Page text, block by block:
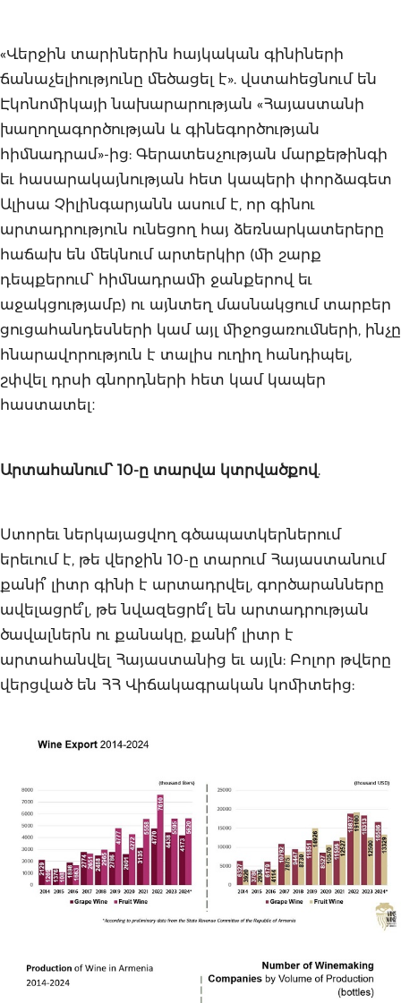
«Վերջին տարիներին հայկական գինիների
ճանաչելիությունը մեծացել է». վստահեցնում են
Էկոնոմիկայի նախարարության «Հայաստանի
խաղողագործության և գինեգործության
հիմնադրամ»-ից: Գերատեսչության մարքեթինգի
եւ հասարակայնության հետ կապերի փորձագետ
Ալիսա Չիլինգարյանն ասում է, որ գինու
արտադրություն ունեցող հայ ձեռնարկատերերը
հաճախ են մեկնում արտերկիր (մի շարք
դեպքերում՝ հիմնադրամի ջանքերով եւ
աջակցությամբ) ու այնտեղ մասնակցում տարբեր
ցուցահանդեսների կամ այլ միջոցառումների, ինչը
հնարավորություն է տալիս ուղիղ հանդիպել,
շփվել դրսի գնորդների հետ կամ կապեր
հաստատել։
Արտահանում՝ 10-ը տարվա կտրվածքով.
Ստորեւ ներկայացվող գծապատկերներում
երեւում է, թե վերջին 10-ը տարում Հայաստանում
քանի՞ լիտր գինի է արտադրվել, գործարանները
ավելացրե՞լ, թե նվազեցրե՞լ են արտադրության
ծավալներն ու քանակը, քանի՞ լիտր է
արտահանվել Հայաստանից եւ այլն: Բոլոր թվերը
վերցված են ՀՀ Վիճակագրական կոմիտեից: